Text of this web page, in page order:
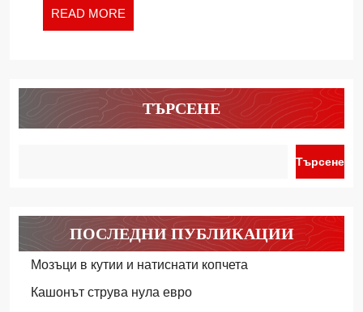
READ MORE
MORE
ТЪРСЕНЕ
Търсене
ПОСЛЕДНИ ПУБЛИКАЦИИ
Мозъци в кутии и натиснати копчета
Кашонът струва нула евро